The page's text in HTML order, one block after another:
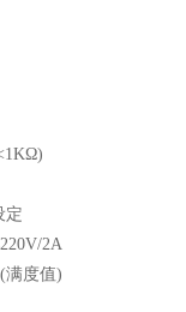
定
2A
满度值)